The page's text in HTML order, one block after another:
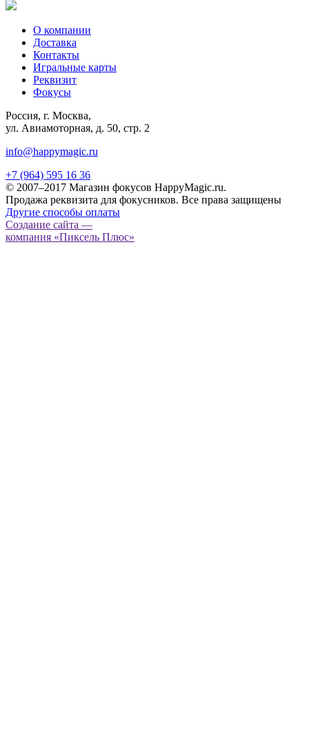
О компании
Доставка
Контакты
Игральные карты
Реквизит
Фокусы
Россия, г. Москва,
ул. Авиамоторная, д. 50, стр. 2
info@happymagic.ru
+7 (964) 595 16 36
© 2007–2017 Магазин фокусов HappyMagic.ru.
Продажа реквизита для фокусников. Все права защищены
Другие способы оплаты
Создание сайта —
компания «Пиксель Плюс»